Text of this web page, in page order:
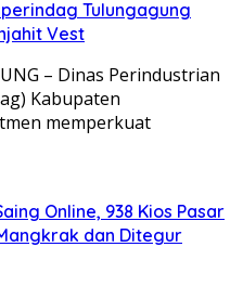
Tulungagung
Vest
– Dinas Perindustrian
Kabupaten
memperkuat
Online, 938 Kios Pasar
dan Ditegur